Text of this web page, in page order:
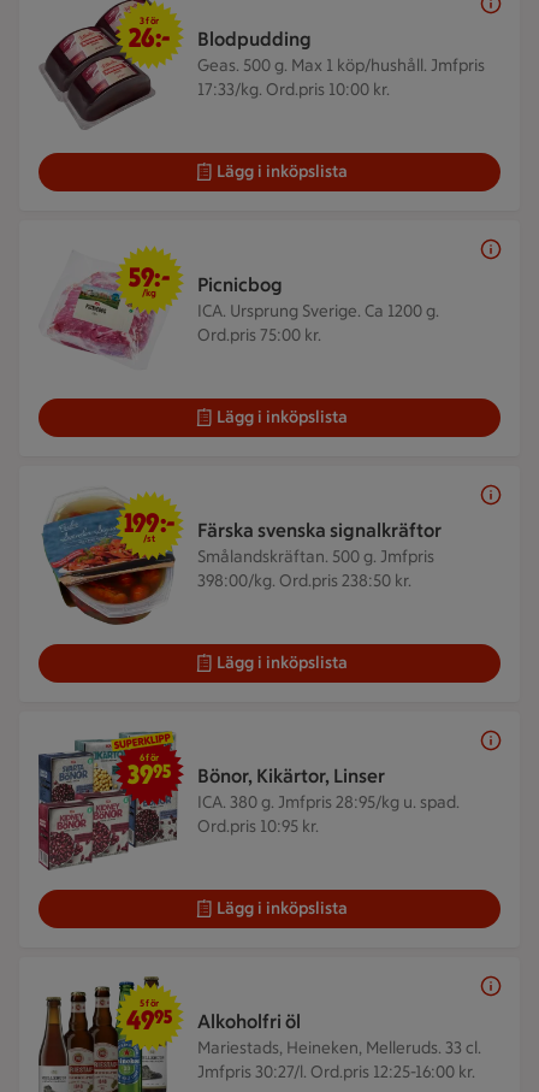
Blodpudding
Geas. 500 g. Max 1 köp/hushåll. Jmfpris
17:33/kg. Ord.pris 10:00 kr.
3 för 26 kr
3 för
26:-
Lägg i inköpslista
Picnicbog
ICA. Ursprung Sverige. Ca 1200 g.
Ord.pris 75:00 kr.
59 kr/kg
59:-
/kg
Lägg i inköpslista
Färska svenska signalkräftor
Smålandskräftan. 500 g. Jmfpris
398:00/kg. Ord.pris 238:50 kr.
199 kr/st
199:-
/st
Lägg i inköpslista
Bönor, Kikärtor, Linser
ICA. 380 g. Jmfpris 28:95/kg u. spad.
Ord.pris 10:95 kr.
6 för 39,95 kr
6 för
3995
Lägg i inköpslista
Alkoholfri öl
Mariestads, Heineken, Melleruds. 33 cl.
Jmfpris 30:27/l. Ord.pris 12:25-16:00 kr.
5 för 49,95 kr
5 för
4995